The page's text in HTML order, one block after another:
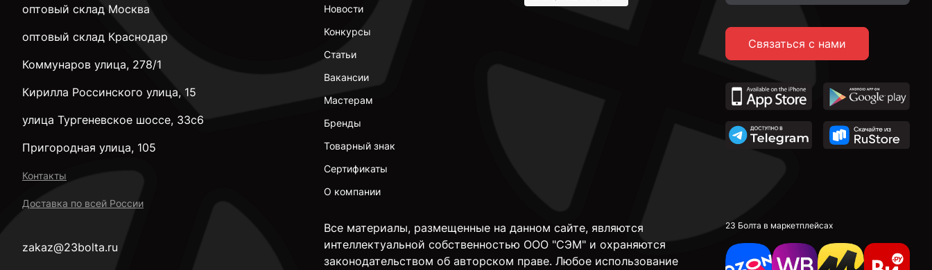
Новости
Конкурсы
Статьи
Вакансии
Мастерам
Бренды
Товарный знак
Сертификаты
О компании
Связаться с нами
Все материалы, размещенные на данном сайте, являются
интеллектуальной собственностью ООО "СЭМ" и охраняются
законодательством об авторском праве. Любое использование
23 Болта в маркетплейсах
оптовый склад Москва
оптовый склад Краснодар
Коммунаров улица, 278/1
Кирилла Россинского улица, 15
улица Тургеневское шоссе, 33с6
Пригородная улица, 105
Контакты
Доставка по всей России
zakaz@23bolta.ru